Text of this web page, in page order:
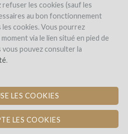
les cookies (sauf les
au bon fonctionnement
cookies. Vous pourrez
via le lien situé en pied de
vous pouvez consulter la
.
LES COOKIES
LES COOKIES
Jeunes Pousses
LA PRIMERA
DE VITICULTORES"